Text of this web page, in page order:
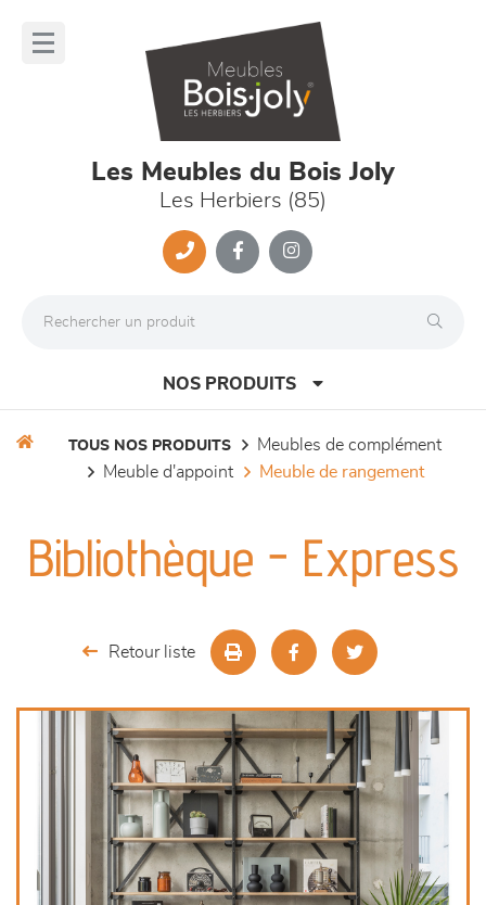
Les Meubles du Bois Joly
Les Herbiers (85)
NOS PRODUITS
séjours
chambres et dressing
literie
décoration
TOUS NOS PRODUITS
meubles de complément
meuble d'appoint
meuble de rangement
Bibliothèque - Express
Retour liste